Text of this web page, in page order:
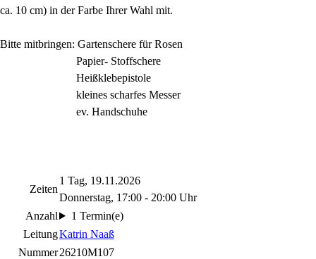
ca. 10 cm) in der Farbe Ihrer Wahl mit.
Bitte mitbringen: Gartenschere für Rosen
Papier- Stoffschere
Heißklebepistole
kleines scharfes Messer
ev. Handschuhe
Zeiten
1 Tag, 19.11.2026
Donnerstag, 17:00 - 20:00 Uhr
Anzahl
1 Termin(e)
LeitungKatrin Naaß
Nummer26210M107